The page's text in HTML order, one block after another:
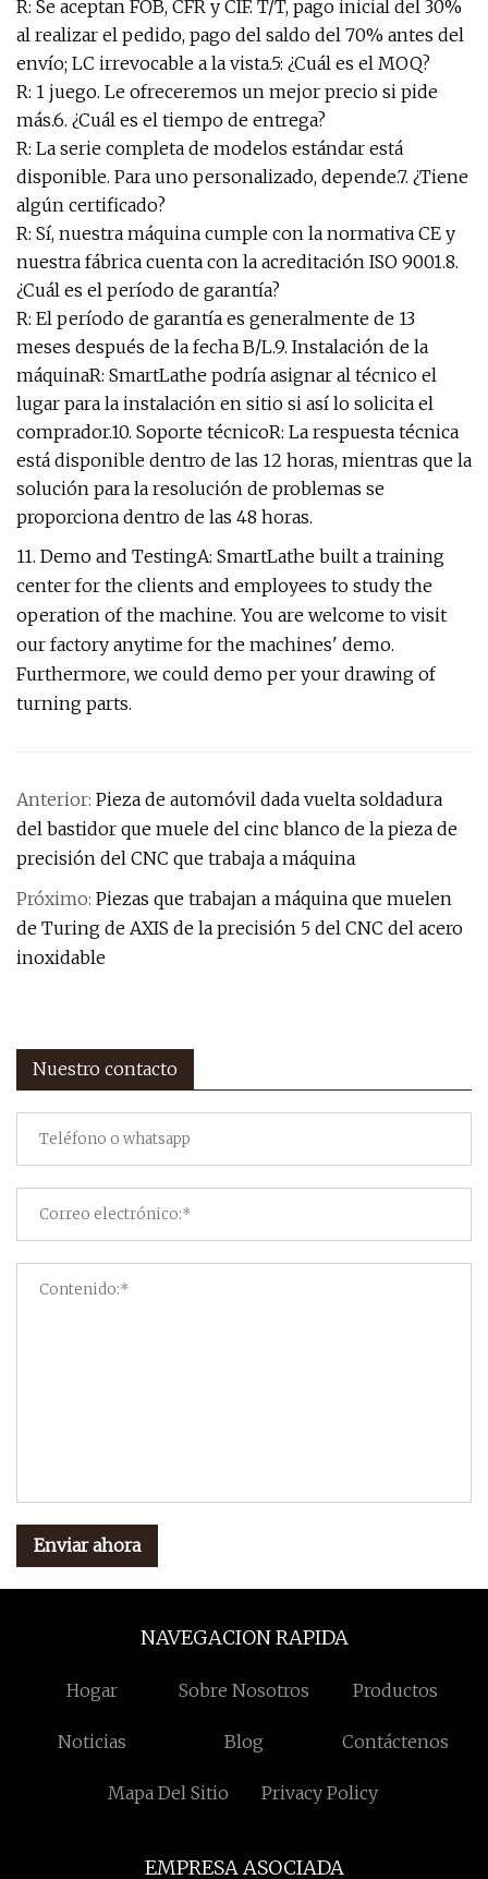
R: Se aceptan FOB, CFR y CIF. T/T, pago inicial del 30%
al realizar el pedido, pago del saldo del 70% antes del
envío; LC irrevocable a la vista.5: ¿Cuál es el MOQ?
R: 1 juego. Le ofreceremos un mejor precio si pide
más.6. ¿Cuál es el tiempo de entrega?
R: La serie completa de modelos estándar está
disponible. Para uno personalizado, depende.7. ¿Tiene
algún certificado?
R: Sí, nuestra máquina cumple con la normativa CE y
nuestra fábrica cuenta con la acreditación ISO 9001.8.
¿Cuál es el período de garantía?
R: El período de garantía es generalmente de 13
meses después de la fecha B/L.9. Instalación de la
máquinaR: SmartLathe podría asignar al técnico el
lugar para la instalación en sitio si así lo solicita el
comprador.10. Soporte técnicoR: La respuesta técnica
está disponible dentro de las 12 horas, mientras que la
solución para la resolución de problemas se
proporciona dentro de las 48 horas.
11. Demo and TestingA: SmartLathe built a training
center for the clients and employees to study the
operation of the machine. You are welcome to visit
our factory anytime for the machines' demo.
Furthermore, we could demo per your drawing of
turning parts.
Anterior: Pieza de automóvil dada vuelta soldadura
del bastidor que muele del cinc blanco de la pieza de
precisión del CNC que trabaja a máquina
Próximo: Piezas que trabajan a máquina que muelen
de Turing de AXIS de la precisión 5 del CNC del acero
inoxidable
Nuestro contacto
Enviar ahora
NAVEGACION RAPIDA
Hogar Sobre Nosotros Productos
Noticias Blog Contáctenos
Mapa Del Sitio Privacy Policy
EMPRESA ASOCIADA